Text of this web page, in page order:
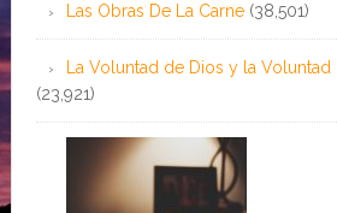
Las Obras De La Carne (38,501)
La Voluntad de Dios y la
(23,921)